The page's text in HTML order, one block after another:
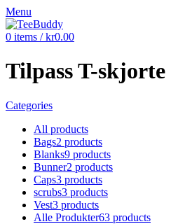
Menu
0 items / kr0.00
Tilpass T-skjorte
Categories
All products
Bags2 products
Blanks9 products
Bunner2 products
Caps3 products
scrubs3 products
Vest3 products
Alle Produkter63 products